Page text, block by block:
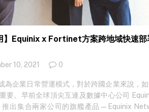
信任（zero-trust）架構，並有嚴密的身份認
節省開支之餘，同時得到安全的數據傳輸服
MPLS、Internet、4G/5G、V-Sat 等
WAN 相較 MPLS 能減輕網絡負擔，並將從
多以雲端為基礎，而使用SD-WAN 就可以直
以互聯網為基礎的 SD-WAN 服務，便不用
業開支。 國內分公司無縫使用國際版雲端
聯網為基礎，係互聯網連線有阻滯的國家，
】Equinix x Fortinet方案跨地域快速部
10, 2021 0
為企業日常營運模式，對於跨國企業來說，
要。早前全球頂尖互連及數據中心公司
出集合兩家公司的旗艦產品—Equinix